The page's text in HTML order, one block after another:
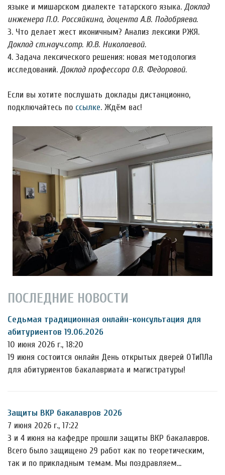
языке и мишарском диалекте татарского языка. Доклад
инженера П.О. Россяйкина, доцента А.В. Подобряева.
3. Что делает жест иконичным? Анализ лексики РЖЯ.
Доклад ст.науч.сотр. Ю.В. Николаевой.
4. Задача лексического решения: новая методология
исследований. Доклад профессора О.В. Федоровой.
Если вы хотите послушать доклады дистанционно,
подключайтесь по ссылке. Ждём вас!
ПОСЛЕДНИЕ НОВОСТИ
Седьмая традиционная онлайн-консультация для
абитуриентов 19.06.2026
10 июня 2026 г., 18:20
19 июня состоится онлайн День открытых дверей ОТиПЛа
для абитуриентов бакалавриата и магистратуры!
Защиты ВКР бакалавров 2026
7 июня 2026 г., 17:22
3 и 4 июня на кафедре прошли защиты ВКР бакалавров.
Всего было защищено 29 работ как по теоретическим,
так и по прикладным темам. Мы поздравляем…